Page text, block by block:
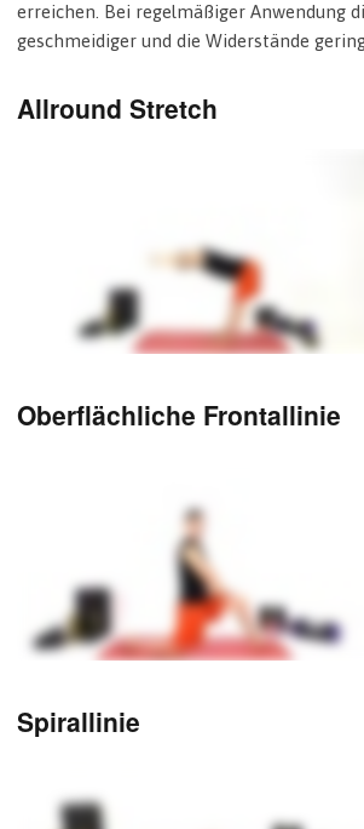
erreichen. Bei regelmäßiger Anwendung
geschmeidiger und die Widerstände
Allround Stretch
Oberflächliche Frontallinie
Spirallinie